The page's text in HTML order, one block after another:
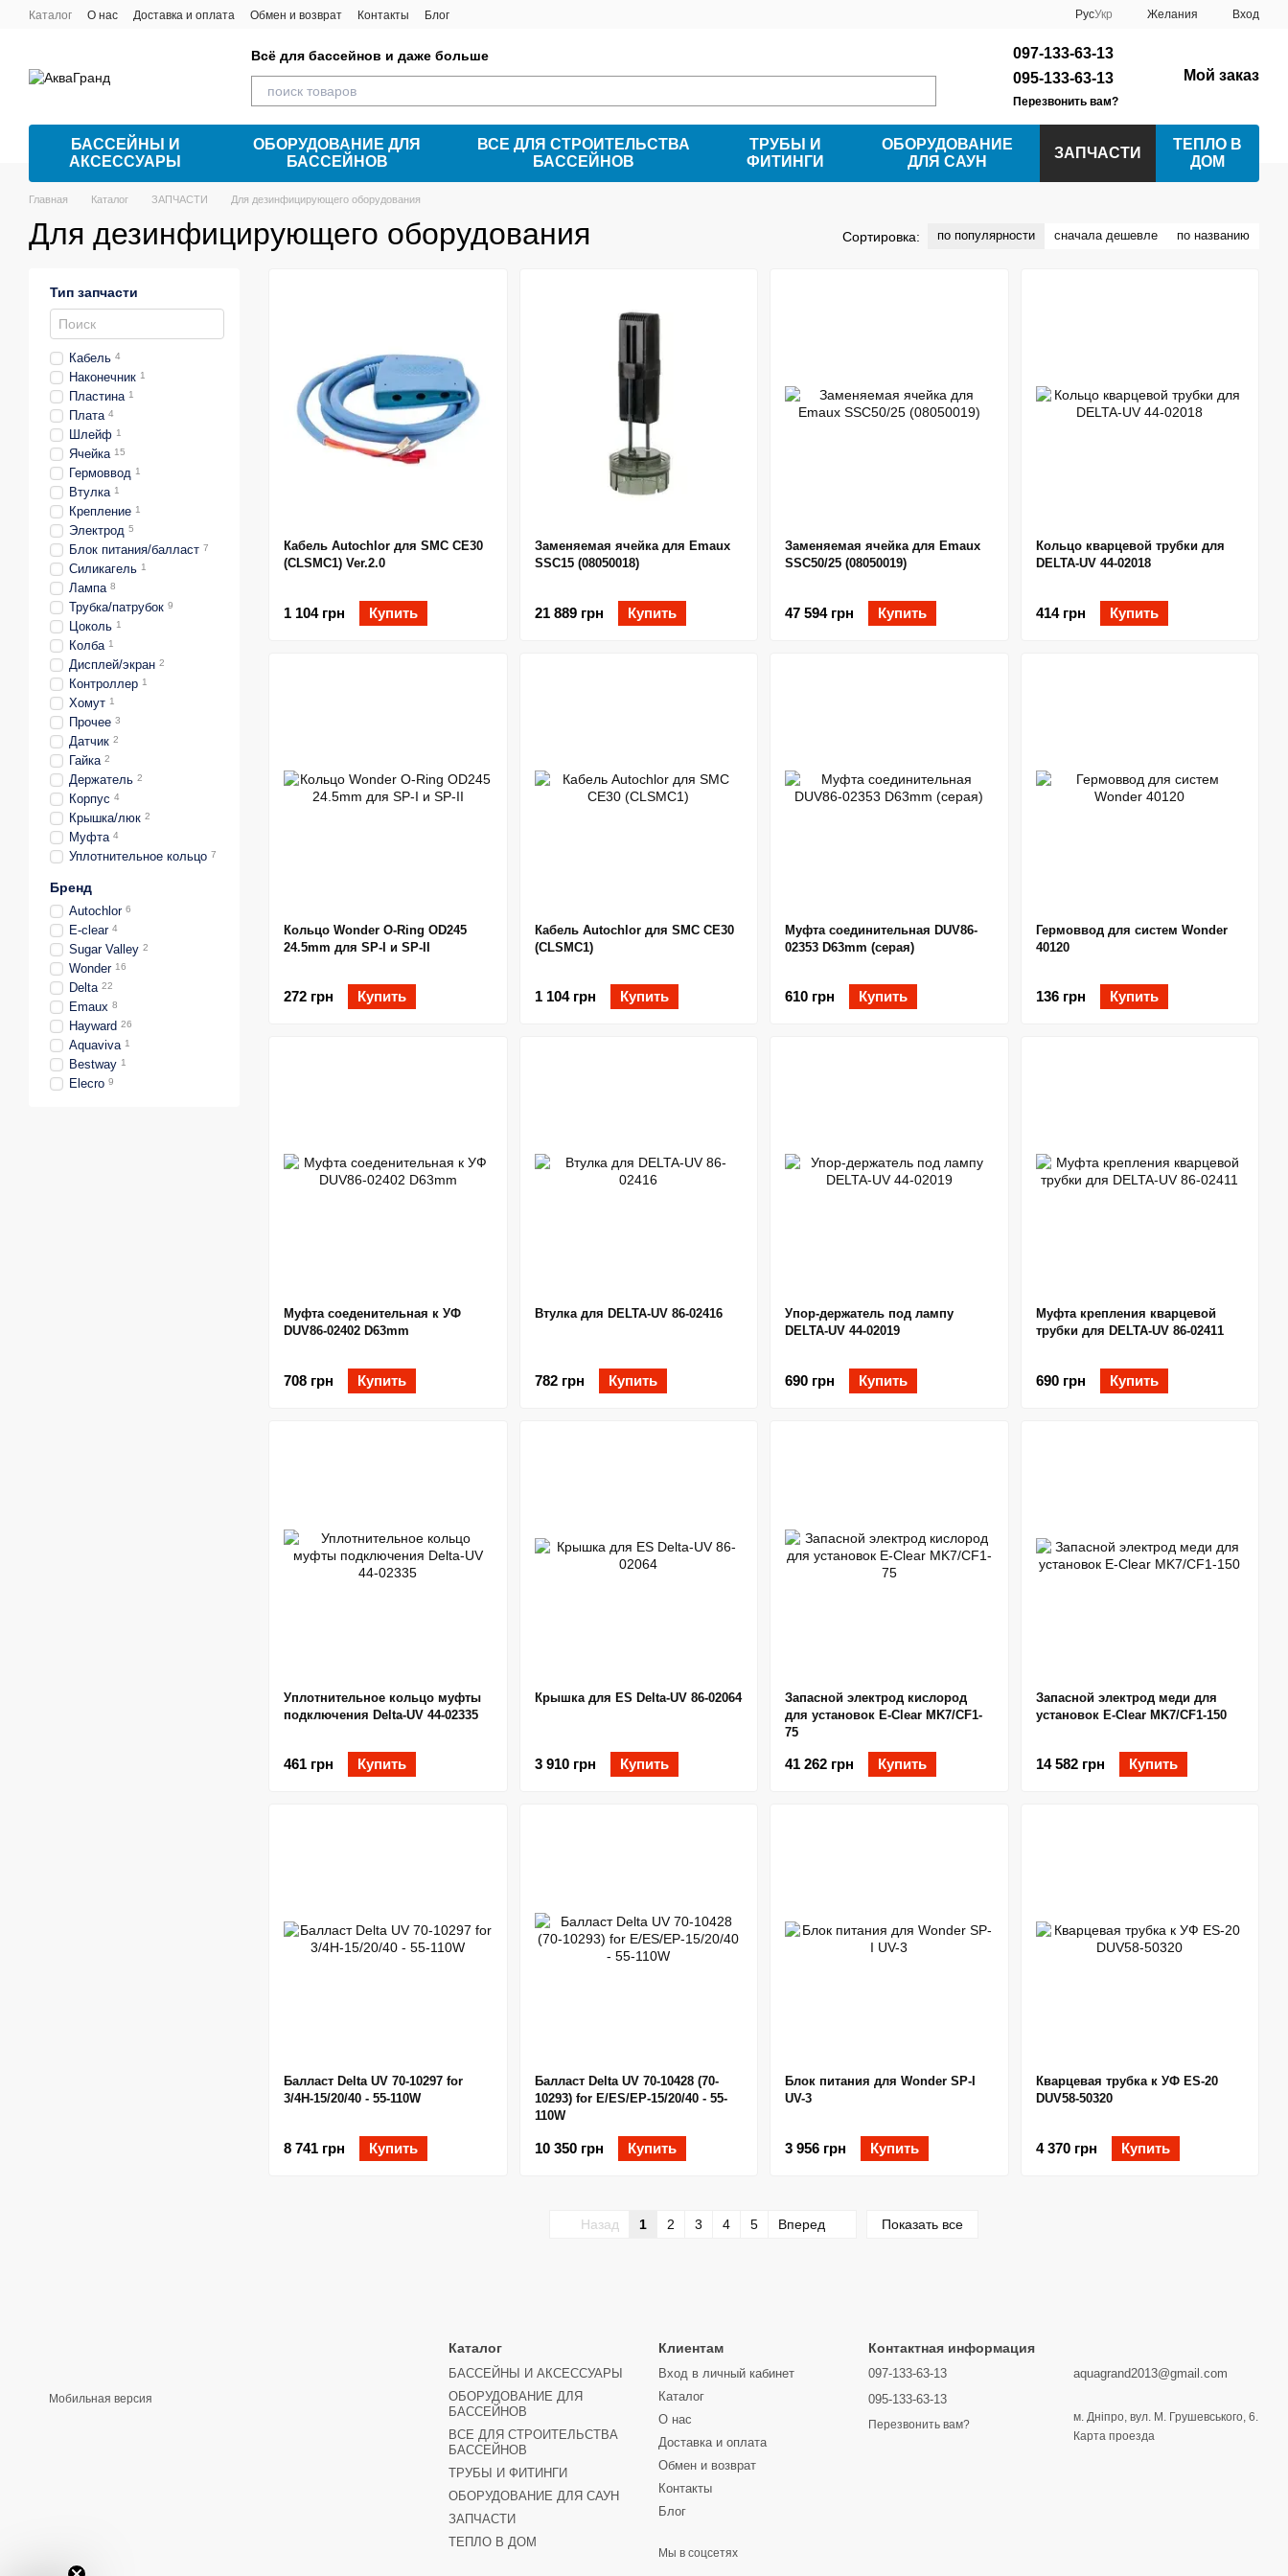
Перейти к основному контенту
Каталог О нас Доставка и оплата Обмен и возврат Контакты Блог РусУкр Желания Вход
Всё для бассейнов и даже больше
097-133-63-13
095-133-63-13
Перезвонить вам?
Мой заказ
БАССЕЙНЫ И
АКСЕССУАРЫ
ОБОРУДОВАНИЕ ДЛЯ
БАССЕЙНОВ
ВСЕ ДЛЯ СТРОИТЕЛЬСТВА
БАССЕЙНОВ
ТРУБЫ И
ФИТИНГИ
ОБОРУДОВАНИЕ
ДЛЯ САУН
ЗАПЧАСТИ
ТЕПЛО В
ДОМ
Главная Каталог ЗАПЧАСТИ Для дезинфицирующего оборудования
Для дезинфицирующего оборудования Сортировка: по популярности сначала дешевле по названию
Кабель Autochlor для SMC CE30
(CLSMC1) Ver.2.0
1 104 грн Купить
Заменяемая ячейка для Emaux
SSC15 (08050018)
21 889 грн Купить
Заменяемая ячейка для Emaux
SSC50/25 (08050019)
47 594 грн Купить
Кольцо кварцевой трубки для
DELTA-UV 44-02018
414 грн Купить
Кольцо Wonder O-Ring OD245
24.5mm для SP-I и SP-II
272 грн Купить
Кабель Autochlor для SMC CE30
(CLSMC1)
1 104 грн Купить
Муфта соединительная DUV86-
02353 D63mm (серая)
610 грн Купить
Гермоввод для систем Wonder
40120
136 грн Купить
Муфта соеденительная к УФ
DUV86-02402 D63mm
708 грн Купить
Втулка для DELTA-UV 86-02416
782 грн Купить
Упор-держатель под лампу
DELTA-UV 44-02019
690 грн Купить
Муфта крепления кварцевой
трубки для DELTA-UV 86-02411
690 грн Купить
Уплотнительное кольцо муфты
подключения Delta-UV 44-02335
461 грн Купить
Крышка для ES Delta-UV 86-02064
3 910 грн Купить
Запасной электрод кислород
для установок E-Clear MK7/CF1-
75
41 262 грн Купить
Запасной электрод меди для
установок E-Clear MK7/CF1-150
14 582 грн Купить
Балласт Delta UV 70-10297 for
3/4H-15/20/40 - 55-110W
8 741 грн Купить
Балласт Delta UV 70-10428 (70-
10293) for E/ES/EP-15/20/40 - 55-
110W
10 350 грн Купить
Блок питания для Wonder SP-I
UV-3
3 956 грн Купить
Кварцевая трубка к УФ ES-20
DUV58-50320
4 370 грн Купить
Назад 1 2 3 4 5 Вперед Показать все
Тип запчасти
Кабель 4
Наконечник 1
Пластина 1
Плата 4
Шлейф 1
Ячейка 15
Гермоввод 1
Втулка 1
Крепление 1
Электрод 5
Блок питания/балласт 7
Силикагель 1
Лампа 8
Трубка/патрубок 9
Цоколь 1
Колба 1
Дисплей/экран 2
Контроллер 1
Хомут 1
Прочее 3
Датчик 2
Гайка 2
Держатель 2
Корпус 4
Крышка/люк 2
Муфта 4
Уплотнительное кольцо 7
Бренд
Autochlor 6
E-clear 4
Sugar Valley 2
Wonder 16
Delta 22
Emaux 8
Hayward 26
Aquaviva 1
Bestway 1
Elecro 9
Мобильная версия
Каталог
БАССЕЙНЫ И АКСЕССУАРЫ
ОБОРУДОВАНИЕ ДЛЯ
БАССЕЙНОВ
ВСЕ ДЛЯ СТРОИТЕЛЬСТВА
БАССЕЙНОВ
ТРУБЫ И ФИТИНГИ
ОБОРУДОВАНИЕ ДЛЯ САУН
ЗАПЧАСТИ
ТЕПЛО В ДОМ
Клиентам
Вход в личный кабинет
Каталог
О нас
Доставка и оплата
Обмен и возврат
Контакты
Блог
Мы в соцсетях
Контактная информация
097-133-63-13
095-133-63-13
Перезвонить вам?
aquagrand2013@gmail.com
м. Дніпро, вул. М. Грушевського, 6.
Карта проезда